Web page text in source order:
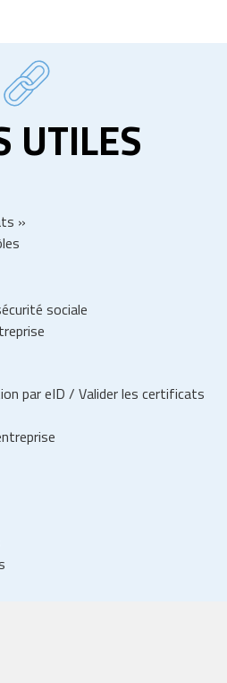
UTILES
»
sociale
par eID / Valider les certificats